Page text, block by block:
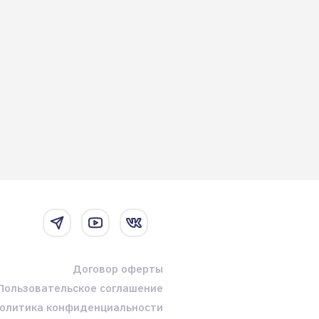
Договор оферты
соглашение
конфиденциальности